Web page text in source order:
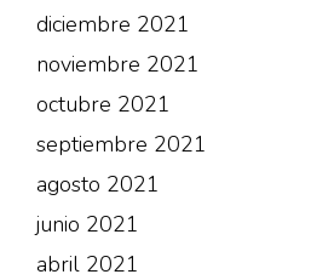
diciembre 2021
noviembre 2021
octubre 2021
septiembre 2021
agosto 2021
junio 2021
abril 2021